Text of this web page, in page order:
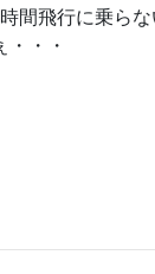
間飛行に乗らな
・・